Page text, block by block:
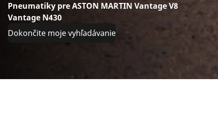
Pneumatiky pre ASTON MARTIN Vantage V8
Vantage N430
Dokončite moje vyhľadávanie